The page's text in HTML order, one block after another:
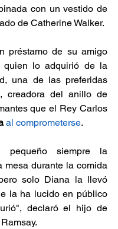
con un vestido de
de Catherine Walker.
préstamo de su amigo
quien lo adquirió de la
una de las preferidas
creadora del anillo de
que el Rey Carlos
al comprometerse.
pequeño siempre la
mesa durante la comida
solo Diana la llevó
la ha lucido en público
declaró el hijo de